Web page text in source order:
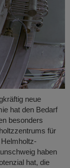
neue
hat den Bedarf
besonders
für
haben
hat, die